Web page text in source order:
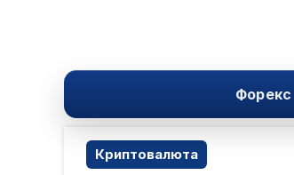
Форекс
Криптовалюта